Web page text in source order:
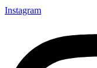
Instagram